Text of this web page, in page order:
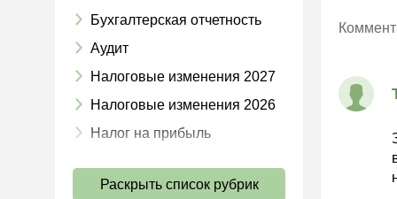
Бухгалтерская отчетность
Аудит
Налоговые изменения 2027
Налоговые изменения 2026
Налог на прибыль
Страховые взносы 2026
Раскрыть список рубрик